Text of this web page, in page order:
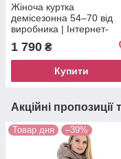
Жіноча куртка
демісезонна 54–70 від
виробника | Інтернет-
1 790 ₴
Купити
Акційні пропозиції
Товар дня –39%